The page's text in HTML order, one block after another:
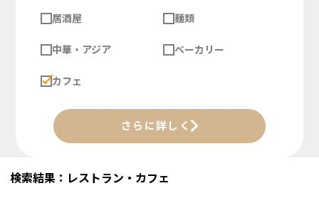
居酒屋 麺類
中華・アジア ベーカリー
カフェ
さらに詳しく
検索結果：レストラン・カフェ